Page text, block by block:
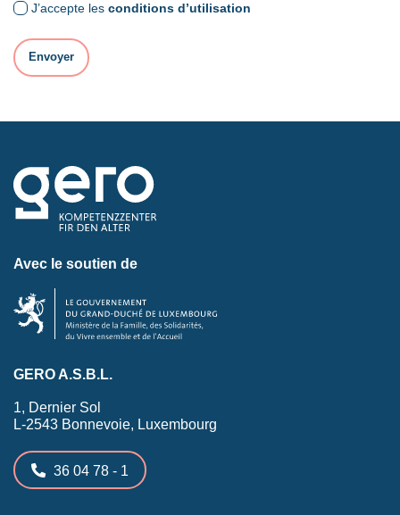
J’accepte les conditions d’utilisation
Avec le soutien de
GERO A.S.B.L.
1, Dernier Sol
L-2543 Bonnevoie, Luxembourg
36 04 78 - 1